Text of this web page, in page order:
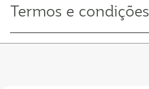
Termos e condições